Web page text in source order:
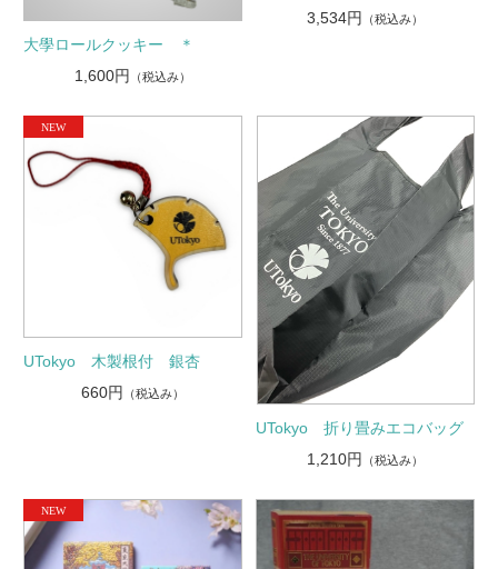
大學ロールクッキー ＊
1,600円
（税込み）
3,534円
（税込み）
UTokyo 木製根付 銀杏
660円
（税込み）
UTokyo 折り畳みエコバッグ
1,210円
（税込み）